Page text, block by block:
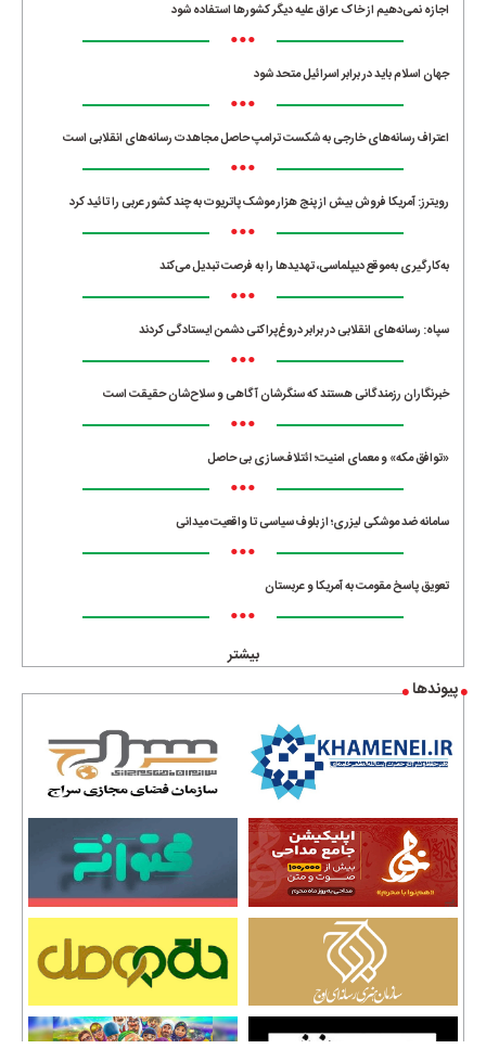
اجازه نمی‌دهیم از خاک عراق علیه دیگر کشورها استفاده شود
•••
جهان اسلام باید در برابر اسرائیل متحد شود
•••
اعتراف رسانه‌های خارجی به شکست ترامپ حاصل مجاهدت رسانه‌های انقلابی است
•••
رویترز: آمریکا فروش بیش از پنج هزار موشک پاتریوت به چند کشور عربی را تائید کرد
•••
به‌کارگیری به‌موقع دیپلماسی، تهدیدها را به فرصت تبدیل می‌کند
•••
سپاه: رسانه‌های انقلابی در برابر دروغ‌پراکنی دشمن ایستادگی کردند
•••
خبرنگاران رزمندگانی هستند که سنگرشان آگاهی و سلاح‌شان حقیقت است
•••
«توافق مکه» و معمای امنیت؛ ائتلاف‌سازی بی حاصل
•••
سامانه ضد موشکی لیزری؛ از بلوف سیاسی تا واقعیت میدانی
•••
تعویق پاسخ مقومت به آمریکا و عربستان
•••
بیشتر
پیوندها